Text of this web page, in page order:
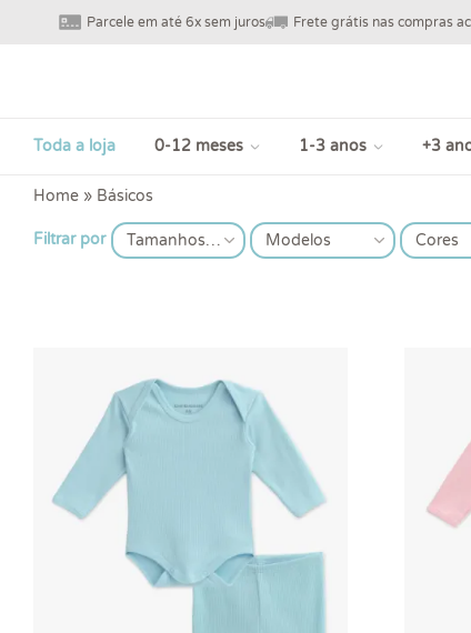
Parcele em até 6x sem juros Frete grátis nas compras
Toda a loja 0-12 meses 1-3 anos +3
Home » Básicos
Filtrar por Tamanhos Modelos Cores